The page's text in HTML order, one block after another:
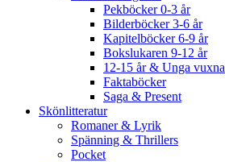
Pekböcker 0-3 år
Bilderböcker 3-6 år
Kapitelböcker 6-9 år
Bokslukaren 9-12 år
12-15 år & Unga vuxna
Faktaböcker
Saga & Present
Skönlitteratur
Romaner & Lyrik
Spänning & Thrillers
Pocket